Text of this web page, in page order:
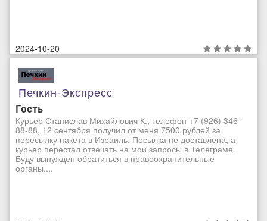
2024-10-20
Печкин-Экспресс
Гость
Курьер Станислав Михайлович К., телефон +7 (926) 346-
88-88, 12 сентября получил от меня 7500 рублей за
пересылку пакета в Израиль. Посылка не доставлена, а
курьер перестал отвечать на мои запросы в Телеграме.
Буду вынужден обратиться в правоохранительные
органы....